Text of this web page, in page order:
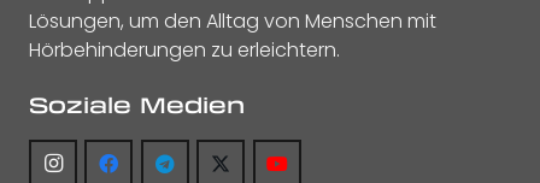
Lösungen, um den Alltag von Menschen mit
Hörbehinderungen zu erleichtern.
Soziale Medien